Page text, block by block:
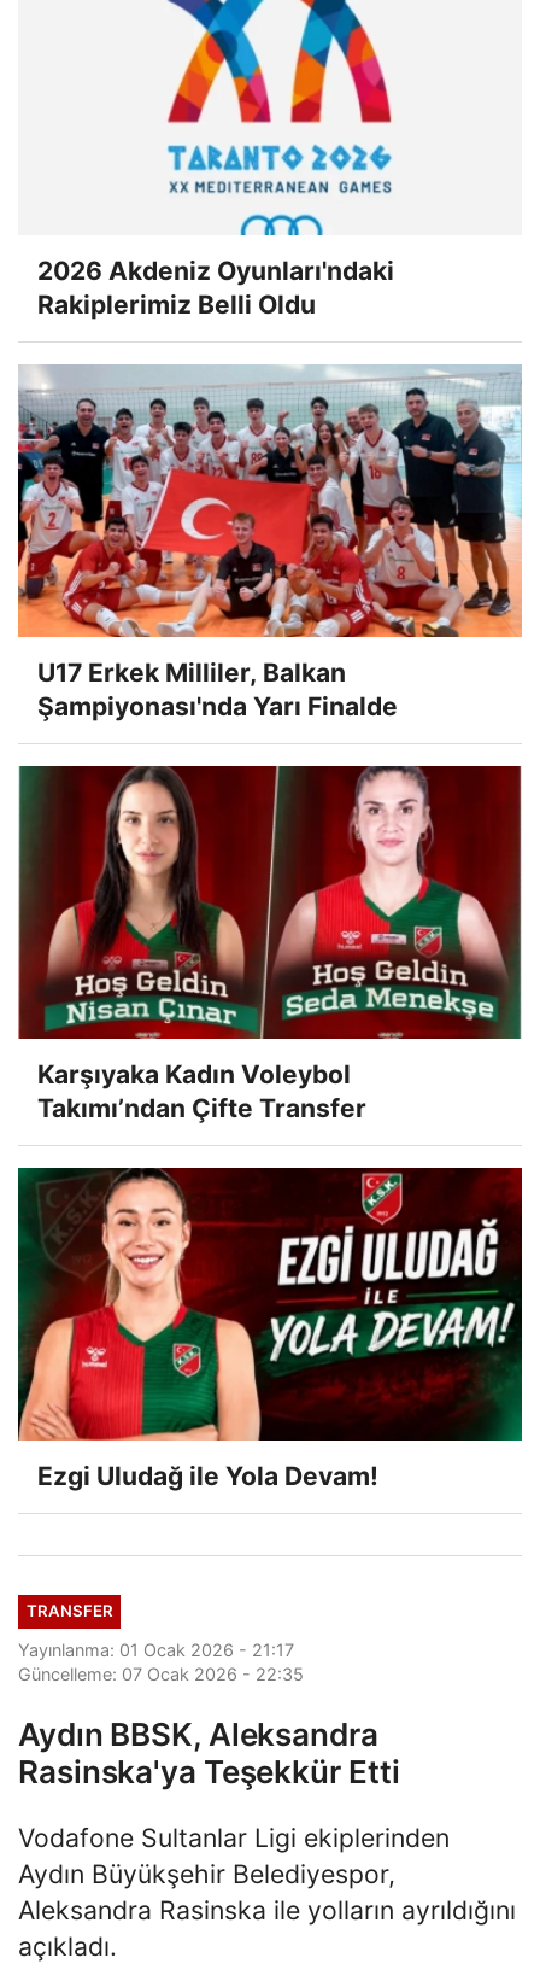
2026 Akdeniz Oyunları'ndaki
Rakiplerimiz Belli Oldu
U17 Erkek Milliler, Balkan
Şampiyonası'nda Yarı Finalde
Karşıyaka Kadın Voleybol
Takımı’ndan Çifte Transfer
Ezgi Uludağ ile Yola Devam!
TRANSFER
Yayınlanma: 01 Ocak 2026 - 21:17
Güncelleme: 07 Ocak 2026 - 22:35
Aydın BBSK, Aleksandra
Rasinska'ya Teşekkür Etti
Vodafone Sultanlar Ligi ekiplerinden
Aydın Büyükşehir Belediyespor,
Aleksandra Rasinska ile yolların ayrıldığını
açıkladı.